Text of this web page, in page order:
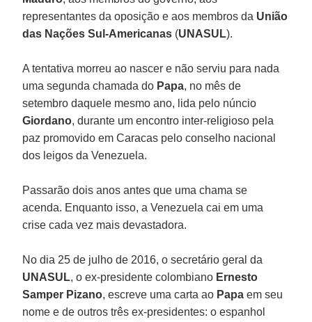
representantes da oposição e aos membros da União
das Nações Sul-Americanas (UNASUL).
A tentativa morreu ao nascer e não serviu para nada
uma segunda chamada do Papa, no mês de
setembro daquele mesmo ano, lida pelo núncio
Giordano, durante um encontro inter-religioso pela
paz promovido em Caracas pelo conselho nacional
dos leigos da Venezuela.
Passarão dois anos antes que uma chama se
acenda. Enquanto isso, a Venezuela cai em uma
crise cada vez mais devastadora.
No dia 25 de julho de 2016, o secretário geral da
UNASUL, o ex-presidente colombiano Ernesto
Samper Pizano, escreve uma carta ao Papa em seu
nome e de outros três ex-presidentes: o espanhol